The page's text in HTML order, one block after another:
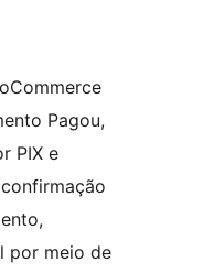
Pagou,
PIX e
por meio de